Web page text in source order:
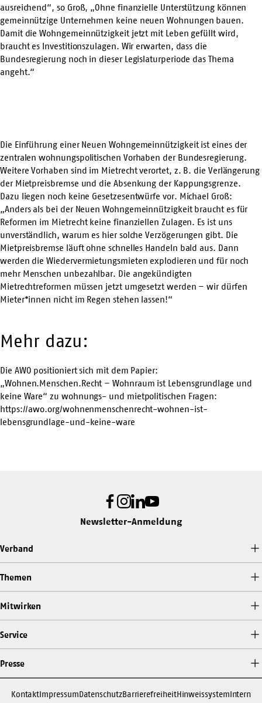
ausreichend“, so Groß, „Ohne finanzielle Unterstützung können
gemeinnützige Unternehmen keine neuen Wohnungen bauen.
Damit die Wohngemeinnützigkeit jetzt mit Leben gefüllt wird,
braucht es Investitionszulagen. Wir erwarten, dass die
Bundesregierung noch in dieser Legislaturperiode das Thema
angeht.“
Die Einführung einer Neuen Wohngemeinnützigkeit ist eines der
zentralen wohnungspolitischen Vorhaben der Bundesregierung.
Weitere Vorhaben sind im Mietrecht verortet, z. B. die Verlängerung
der Mietpreisbremse und die Absenkung der Kappungsgrenze.
Dazu liegen noch keine Gesetzesentwürfe vor. Michael Groß:
„Anders als bei der Neuen Wohngemeinnützigkeit braucht es für
Reformen im Mietrecht keine finanziellen Zulagen. Es ist uns
unverständlich, warum es hier solche Verzögerungen gibt. Die
Mietpreisbremse läuft ohne schnelles Handeln bald aus. Dann
werden die Wiedervermietungsmieten explodieren und für noch
mehr Menschen unbezahlbar. Die angekündigten
Mietrechtreformen müssen jetzt umgesetzt werden – wir dürfen
Mieter*innen nicht im Regen stehen lassen!“
Mehr dazu:
Die AWO positioniert sich mit dem Papier:
„Wohnen.Menschen.Recht – Wohnraum ist Lebensgrundlage und
keine Ware“ zu wohnungs- und mietpolitischen Fragen:
https://awo.org/wohnenmenschenrecht-wohnen-ist-
lebensgrundlage-und-keine-ware
Facebook
Instagram
LinkedIn
Youtube
Newsletter-Anmeldung
Verband
Themen
Mitwirken
Service
Presse
KontaktImpressumDatenschutzBarrierefreiheitHinweissystemIntern